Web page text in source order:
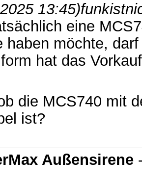
13:45)
eine
haben möchte,
hat das
die MCS740 mit
ist?
Außensirene